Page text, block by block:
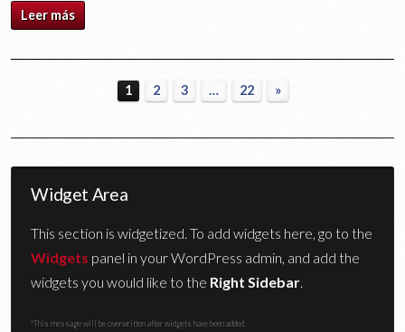
Leer más
1 2 3 … 22 »
Widget Area
This section is widgetized. To add widgets here, go to the
Widgets panel in your WordPress admin, and add the
widgets you would like to the Right Sidebar.
*This message will be overwritten after widgets have been added.